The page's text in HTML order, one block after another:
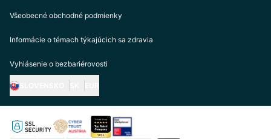
Všeobecné obchodné podmienky
Informácie o témach týkajúcich sa zdravia
Vyhlásenie o bezbariérovosti
https://biogena.com/de-at
https://biogena.com/de-de
https://biogena.com/de-ch